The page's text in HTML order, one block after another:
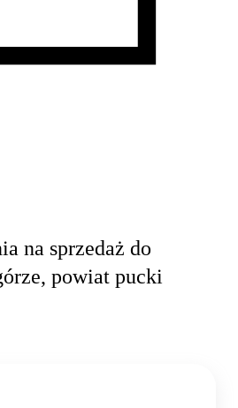
na sprzedaż do
powiat pucki